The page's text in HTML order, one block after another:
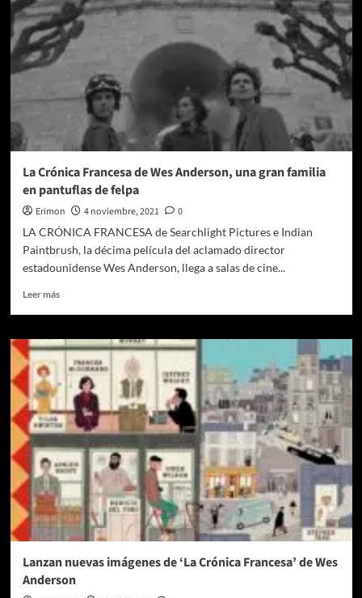
La Crónica Francesa de Wes Anderson, una gran familia
en pantuflas de felpa
Erimon 4 noviembre, 2021
0
LA CRÓNICA FRANCESA de Searchlight Pictures e Indian
Paintbrush, la décima película del aclamado director
estadounidense Wes Anderson, llega a salas de cine...
Leer másLeer
La
Crónica
Francesa
de
Wes
Anderson,
una
gran
familia
en
pantuflas
de
felpa
Lanzan nuevas imágenes de ‘La Crónica Francesa’ de Wes
Anderson